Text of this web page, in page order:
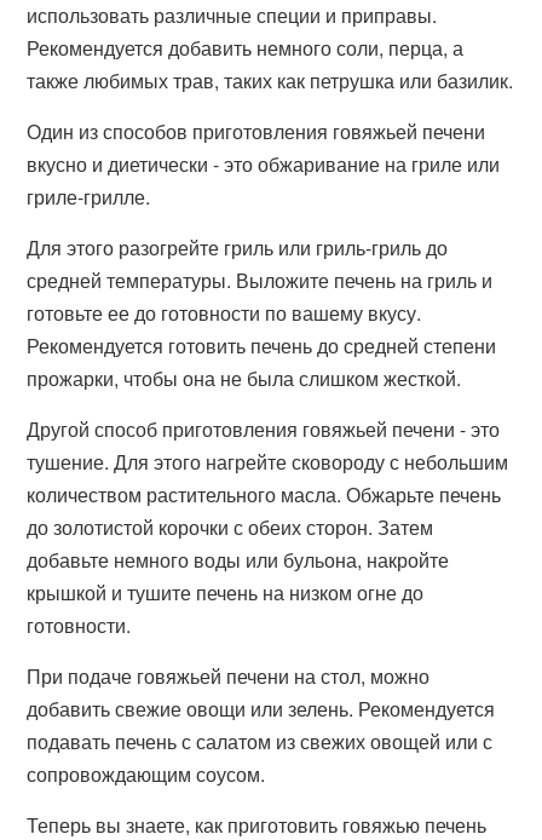
использовать различные специи и приправы.
Рекомендуется добавить немного соли, перца, а
также любимых трав, таких как петрушка или базилик.
Один из способов приготовления говяжьей печени
вкусно и диетически - это обжаривание на гриле или
гриле-грилле.
Для этого разогрейте гриль или гриль-гриль до
средней температуры. Выложите печень на гриль и
готовьте ее до готовности по вашему вкусу.
Рекомендуется готовить печень до средней степени
прожарки, чтобы она не была слишком жесткой.
Другой способ приготовления говяжьей печени - это
тушение. Для этого нагрейте сковороду с небольшим
количеством растительного масла. Обжарьте печень
до золотистой корочки с обеих сторон. Затем
добавьте немного воды или бульона, накройте
крышкой и тушите печень на низком огне до
готовности.
При подаче говяжьей печени на стол, можно
добавить свежие овощи или зелень. Рекомендуется
подавать печень с салатом из свежих овощей или с
сопровождающим соусом.
Теперь вы знаете, как приготовить говяжью печень